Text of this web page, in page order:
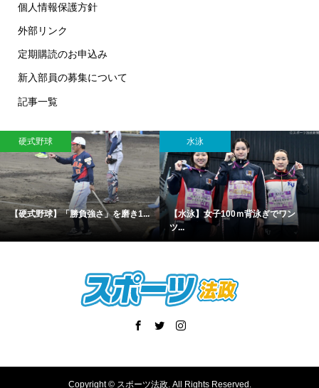
個人情報保護方針
外部リンク
定期購読のお申込み
新入部員の募集について
記事一覧
硬式野球
【硬式野球】「勝負強さ」を磨き1...
水泳
【水泳】女子100ｍ背泳ぎでワン
ツ...
Copyright ©スポーツ法政. All Rights Reserved.